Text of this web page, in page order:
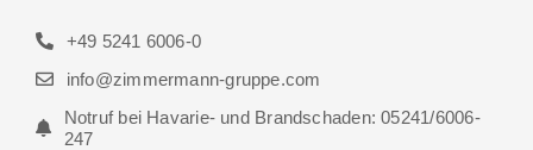
+49 5241 6006-0
info@zimmermann-gruppe.com
Notruf bei Havarie- und Brandschaden: 05241/6006-
247